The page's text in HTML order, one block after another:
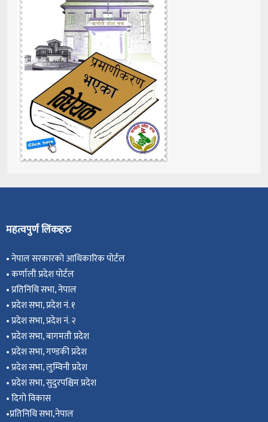
महत्वपुर्ण लिंकहरु
•नेपाल सरकारको आधिकारिक पोर्टल
•कर्णाली प्रदेश पोर्टल
•प्रतिनिधि सभा, नेपाल
•प्रदेश सभा, प्रदेश नं. १
•प्रदेश सभा, प्रदेश नं. २
•प्रदेश सभा, बागमती प्रदेश
•प्रदेश सभा, गण्डकी प्रदेश
•प्रदेश सभा, लुम्विनी प्रदेश
•प्रदेश सभा, सुदुरपश्चिम प्रदेश
•दिगो विकास
•प्रतिनिधि सभा,नेपाल